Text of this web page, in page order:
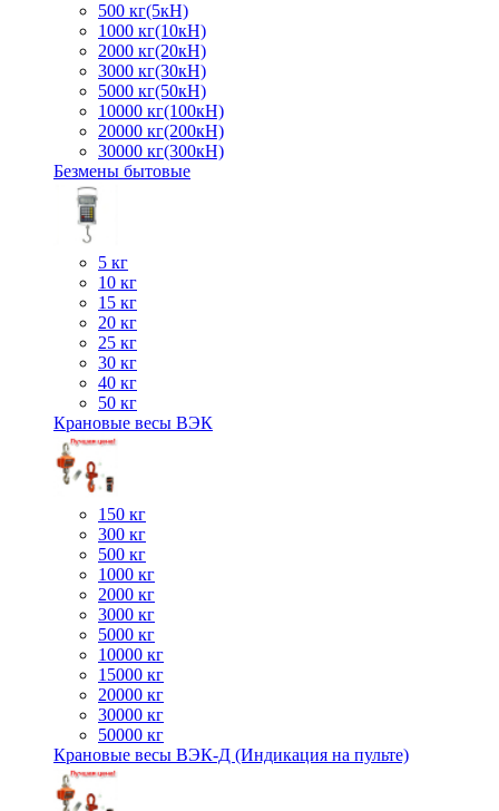
500 кг(5кН)
1000 кг(10кН)
2000 кг(20кН)
3000 кг(30кН)
5000 кг(50кН)
10000 кг(100кН)
20000 кг(200кН)
30000 кг(300кН)
Безмены бытовые
5 кг
10 кг
15 кг
20 кг
25 кг
30 кг
40 кг
50 кг
Крановые весы ВЭК
150 кг
300 кг
500 кг
1000 кг
2000 кг
3000 кг
5000 кг
10000 кг
15000 кг
20000 кг
30000 кг
50000 кг
Крановые весы ВЭК-Д (Индикация на пульте)